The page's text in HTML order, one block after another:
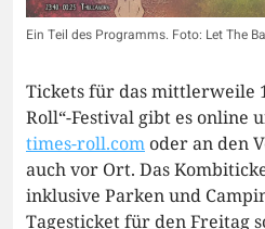
Ein Teil des Programms. Foto: Let The
Tickets für das mittlerweile
Roll“-Festival gibt es online
times-roll.com oder an den
auch vor Ort. Das
inklusive Parken und
Tagesticket für den Freitag